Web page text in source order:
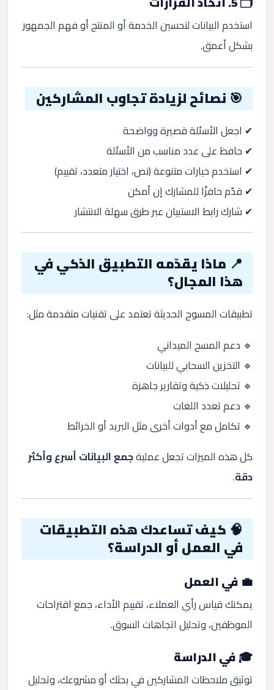
استخدم البيانات لتحسين الخدمة أو المنتج أو فهم الجمهور
بشكل أعمق.
🎯 نصائح لزيادة تجاوب المشاركين
✔ اجعل الأسئلة قصيرة وواضحة
✔ حافظ على عدد مناسب من الأسئلة
✔ استخدم خيارات متنوعة (نص، اختيار متعدد، تقييم)
✔ قدّم حافزًا للمشارك إن أمكن
✔ شارك رابط الاستبيان عبر طرق سهلة الانتشار
📍 ماذا يقدّمه التطبيق الذكي في
هذا المجال؟
تطبيقات المسوح الحديثة تعتمد على تقنيات متقدمة مثل:
🔹 دعم المسح الميداني
🔹 التخزين السحابي للبيانات
🔹 تحليلات ذكية وتقارير جاهزة
🔹 دعم تعدد اللغات
🔹 تكامل مع أدوات أخرى مثل البريد أو الخرائط
كل هذه الميزات تجعل عمليةجمع البيانات أسرع وأكثر
دقة.
🧠 كيف تساعدك هذه التطبيقات
في العمل أو الدراسة؟
💼 في العمل
يمكنك قياس رأي العملاء، تقييم الأداء، جمع اقتراحات
الموظفين، وتحليل اتجاهات السوق.
🎓 في الدراسة
توثيق ملاحظات المشاركين في بحثك أو مشروعك، وتحليل